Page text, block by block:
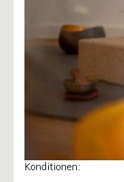
Konditionen: